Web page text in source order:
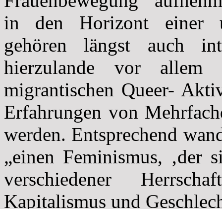
in den Horizont einer
gehören längst auch
hierzulande vor allem
migrantischen Queer-
Erfahrungen von
werden. Entsprechend
„einen Feminismus, ‚der
verschiedener
Kapitalismus und